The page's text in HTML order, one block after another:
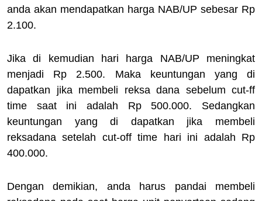
anda akan mendapatkan harga NAB/UP sebesar Rp
2.100.
Jika di kemudian hari harga NAB/UP meningkat
menjadi Rp 2.500. Maka keuntungan yang di
dapatkan jika membeli reksa dana sebelum cut-ff
time saat ini adalah Rp 500.000. Sedangkan
keuntungan yang di dapatkan jika membeli
reksadana setelah cut-off time hari ini adalah Rp
400.000.
Dengan demikian, anda harus pandai membeli